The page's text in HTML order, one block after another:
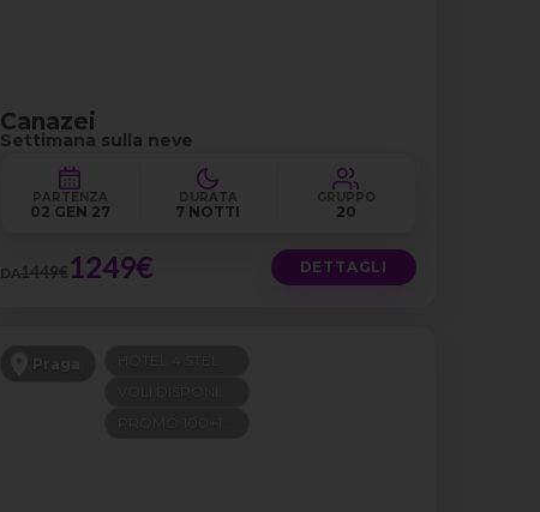
Canazei
Settimana sulla neve
PARTENZA
02 GEN 27
DURATA
7 NOTTI
GRUPPO
20
DA1449€1249€ DETTAGLI
Praga